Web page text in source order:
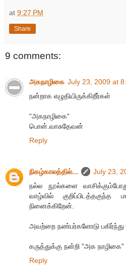
at 9:27 PM
Share
9 comments:
அகநாழிகை July 23, 2009 at
நன்றாக எழுதியிருக்கிறீர்கள்
“அகநாழிகை“
பொன்.வாசுதேவன்
Reply
நிகழ்காலத்தில்...
July 23,
நல்ல நூல்களை
வாழ்வில்
நினைக்கிறேன்.
அவற்றை நண்பர்களோடு
கருத்துக்கு நன்றி ”அக நாழிகை”
Reply